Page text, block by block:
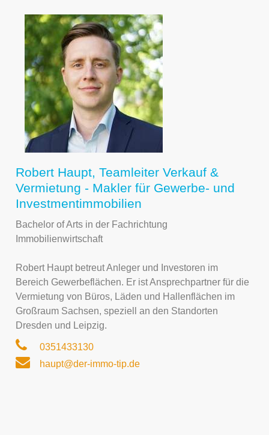
Robert Haupt, Teamleiter Verkauf &
Vermietung - Makler für Gewerbe- und
Investmentimmobilien
Bachelor of Arts in der Fachrichtung
Immobilienwirtschaft
Robert Haupt betreut Anleger und Investoren im
Bereich Gewerbeflächen. Er ist Ansprechpartner für die
Vermietung von Büros, Läden und Hallenflächen im
Großraum Sachsen, speziell an den Standorten
Dresden und Leipzig.
0351433130
haupt@der-immo-tip.de